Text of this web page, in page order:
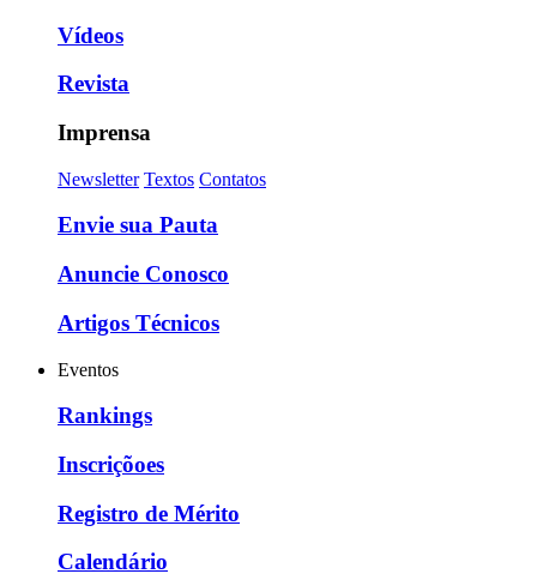
Vídeos
Revista
Imprensa
Newsletter Textos Contatos
Envie sua Pauta
Anuncie Conosco
Artigos Técnicos
Eventos
Rankings
Inscriçõoes
Registro de Mérito
Calendário